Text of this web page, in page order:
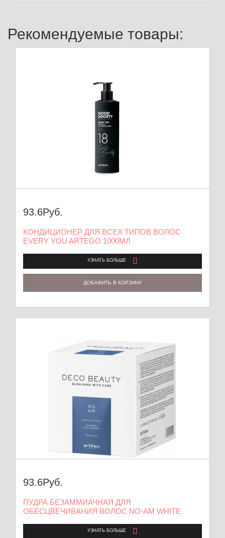
Рекомендуемые товары:
93.6Руб.
КОНДИЦИОНЕР ДЛЯ ВСЕХ ТИПОВ ВОЛОС
EVERY YOU ARTEGO 1000МЛ
УЗНАТЬ БОЛЬШЕ
ДОБАВИТЬ В КОРЗИНУ
93.6Руб.
ПУДРА БЕЗАММИАЧНАЯ ДЛЯ
ОБЕСЦВЕЧИВАНИЯ ВОЛОС NO-AM WHITE
УЗНАТЬ БОЛЬШЕ